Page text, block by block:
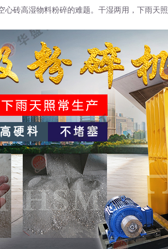
砖高湿物料粉碎的难题。干湿两用，下雨天照